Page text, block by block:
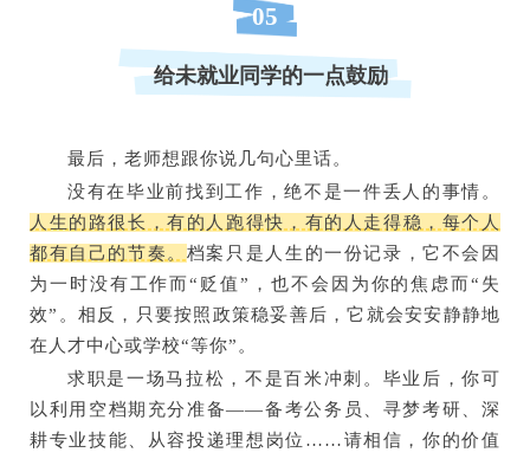
05
给未就业同学的一点鼓励
最后，老师想跟你说几句心里话。
没有在毕业前找到工作，绝不是一件丢人的事情。
人生的路很长，有的人跑得快，有的人走得稳，每个人
都有自己的节奏。 档案只是人生的一份记录，它不会因
为一时没有工作而“贬值”，也不会因为你的焦虑而“失
效”。相反，只要按照政策稳妥善后，它就会安安静静地
在人才中心或学校“等你”。
求职是一场马拉松，不是百米冲刺。毕业后，你可
以利用空档期充分准备——备考公务员、寻梦考研、深
耕专业技能、从容投递理想岗位……请相信，你的价值